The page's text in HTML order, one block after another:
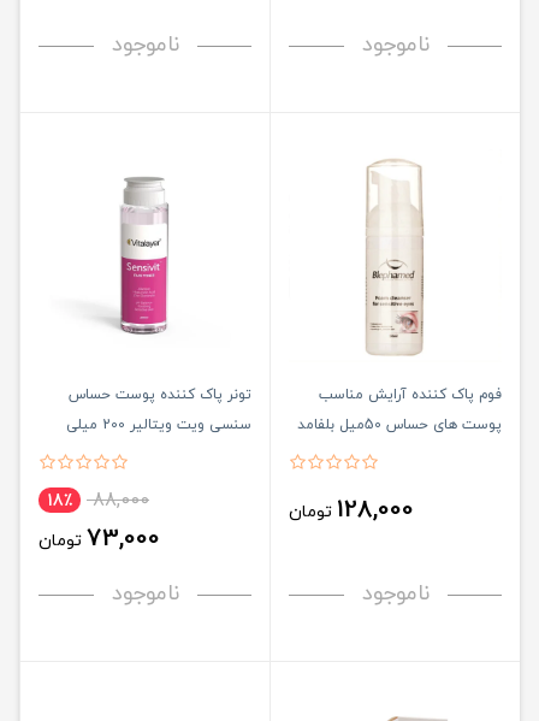
ناموجود ناموجود
فوم پاک کننده آرایش مناسب
پوست های حساس 50میل بلفامد
128,000 تومان
ناموجود
تونر پاک کننده پوست حساس
سنسی ویت ویتالیر 200 میلی
88,000 18٪
73,000 تومان
ناموجود